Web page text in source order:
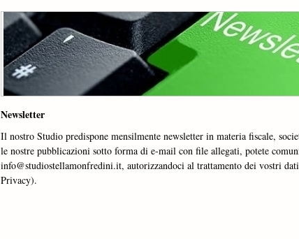
Newsletter
Il nostro Studio predispone mensilmente newsletter in materia fiscale,
le nostre pubblicazioni sotto forma di e-mail con file allegati, potete
info@studiostellamonfredini.it, autorizzandoci al trattamento dei vostri
Privacy).